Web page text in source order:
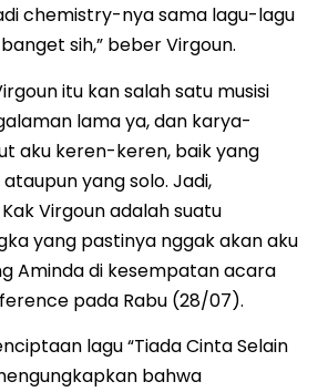
chemistry-nya sama lagu-lagu
sih,” beber Virgoun.
itu kan salah satu musisi
lama ya, dan karya-
aku keren-keren, baik yang
yang solo. Jadi,
Virgoun adalah suatu
yang pastinya nggak akan aku
Aminda di kesempatan acara
pada Rabu (28/07).
lagu “Tiada Cinta Selain
bahwa